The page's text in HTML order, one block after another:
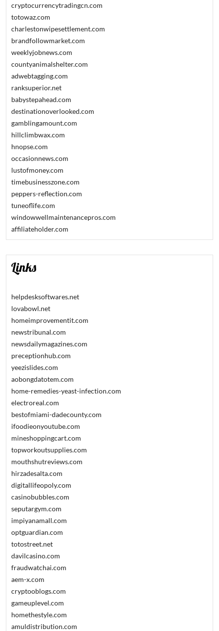
cryptocurrencytradingcn.com
totowaz.com
charlestonwipesettlement.com
brandfollowmarket.com
weeklyjobnews.com
countyanimalshelter.com
adwebtagging.com
ranksuperior.net
babystepahead.com
destinationoverlooked.com
gamblingamount.com
hillclimbwax.com
hnopse.com
occasionnews.com
lustofmoney.com
timebusinesszone.com
peppers-reflection.com
tuneoflife.com
windowwellmaintenancepros.com
affiliateholder.com
Links
helpdesksoftwares.net
lovabowl.net
homeimprovementit.com
newstribunal.com
newsdailymagazines.com
preceptionhub.com
yeezislides.com
aobongdatotem.com
home-remedies-yeast-infection.com
electroreal.com
bestofmiami-dadecounty.com
ifoodieonyoutube.com
mineshoppingcart.com
topworkoutsupplies.com
mouthshutreviews.com
hirzadesalta.com
digitallifeopoly.com
casinobubbles.com
seputargym.com
impiyanamall.com
optguardian.com
totostreet.net
davilcasino.com
fraudwatchai.com
aem-x.com
cryptooblogs.com
gameuplevel.com
homethestyle.com
amuldistribution.com